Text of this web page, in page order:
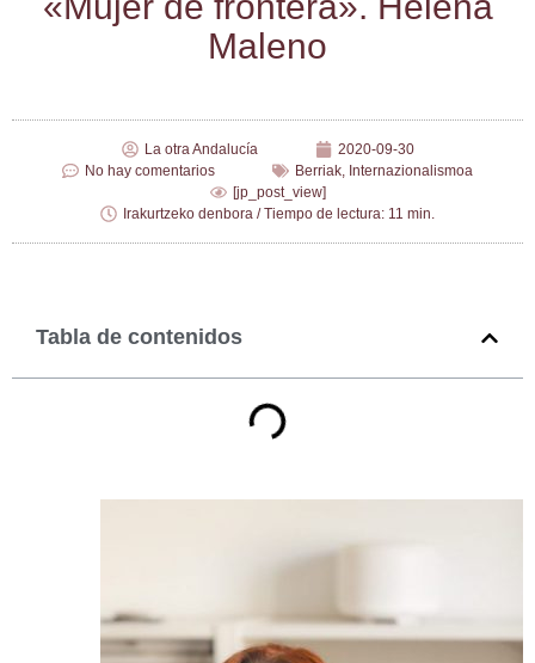
Maleno
La otra Andalucía
2020-09-30
No hay comentarios
Berriak, Internazionalismoa
[jp_post_view]
Irakurtzeko denbora / Tiempo de lectura: 11 min.
Tabla de contenidos